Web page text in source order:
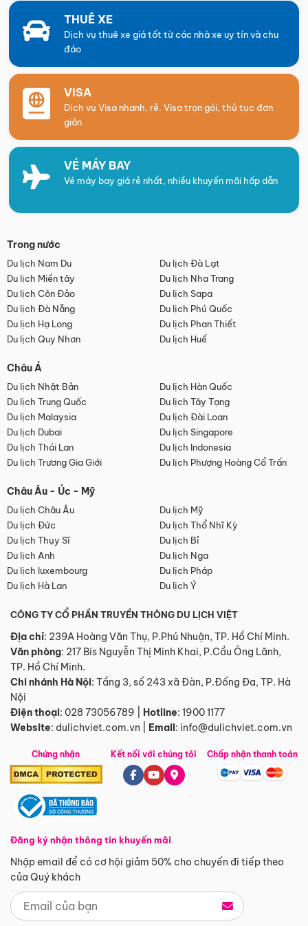
THUÊ XE
Dịch vụ thuê xe giá tốt từ các nhà xe uy tín và chu
đáo
VISA
Dịch vụ Visa nhanh, rẻ. Visa trọn gói, thủ tục đơn
giản
VÉ MÁY BAY
Vé máy bay giá rẻ nhất, nhiều khuyến mãi hấp dẫn
Trong nước
Du lịch Nam Du
Du lịch Đà Lạt
Du lịch Miền tây
Du lịch Nha Trang
Du lịch Côn Đảo
Du lịch Sapa
Du lịch Đà Nẵng
Du lịch Phú Quốc
Du lịch Hạ Long
Du lịch Phan Thiết
Du lịch Quy Nhơn
Du lịch Huế
Châu Á
Du lịch Nhật Bản
Du lịch Hàn Quốc
Du lịch Trung Quốc
Du lịch Tây Tạng
Du lịch Malaysia
Du lịch Đài Loan
Du lịch Dubai
Du lịch Singapore
Du lịch Thái Lan
Du lịch Indonesia
Du lịch Trương Gia Giới
Du lịch Phượng Hoàng Cổ Trấn
Châu Âu - Úc - Mỹ
Du lịch Châu Âu
Du lịch Mỹ
Du lịch Đức
Du lịch Thổ Nhĩ Kỳ
Du lịch Thụy Sĩ
Du lịch Bỉ
Du lịch Anh
Du lịch Nga
Du lịch luxembourg
Du lịch Pháp
Du lịch Hà Lan
Du lịch Ý
CÔNG TY CỔ PHẦN TRUYỀN THÔNG DU LỊCH VIỆT
Địa chỉ: 239A Hoàng Văn Thụ, P.Phú Nhuận, TP. Hồ Chí Minh.
Văn phòng: 217 Bis Nguyễn Thị Minh Khai, P.Cầu Ông Lãnh,
TP. Hồ Chí Minh.
Chi nhánh Hà Nội: Tầng 3, số 243 xã Đàn, P.Đống Đa, TP. Hà
Nội
Điện thoại: 028 73056789 Hotline: 1900 1177
Website: dulichviet.com.vn Email: info@dulichviet.com.vn
Chứng nhận
Đăng ký nhận thông tin khuyến mãi
Nhập email để có cơ hội giảm 50% cho chuyến đi tiếp theo
của Quý khách
Kết nối với chúng tôi Chấp nhận thanh toán